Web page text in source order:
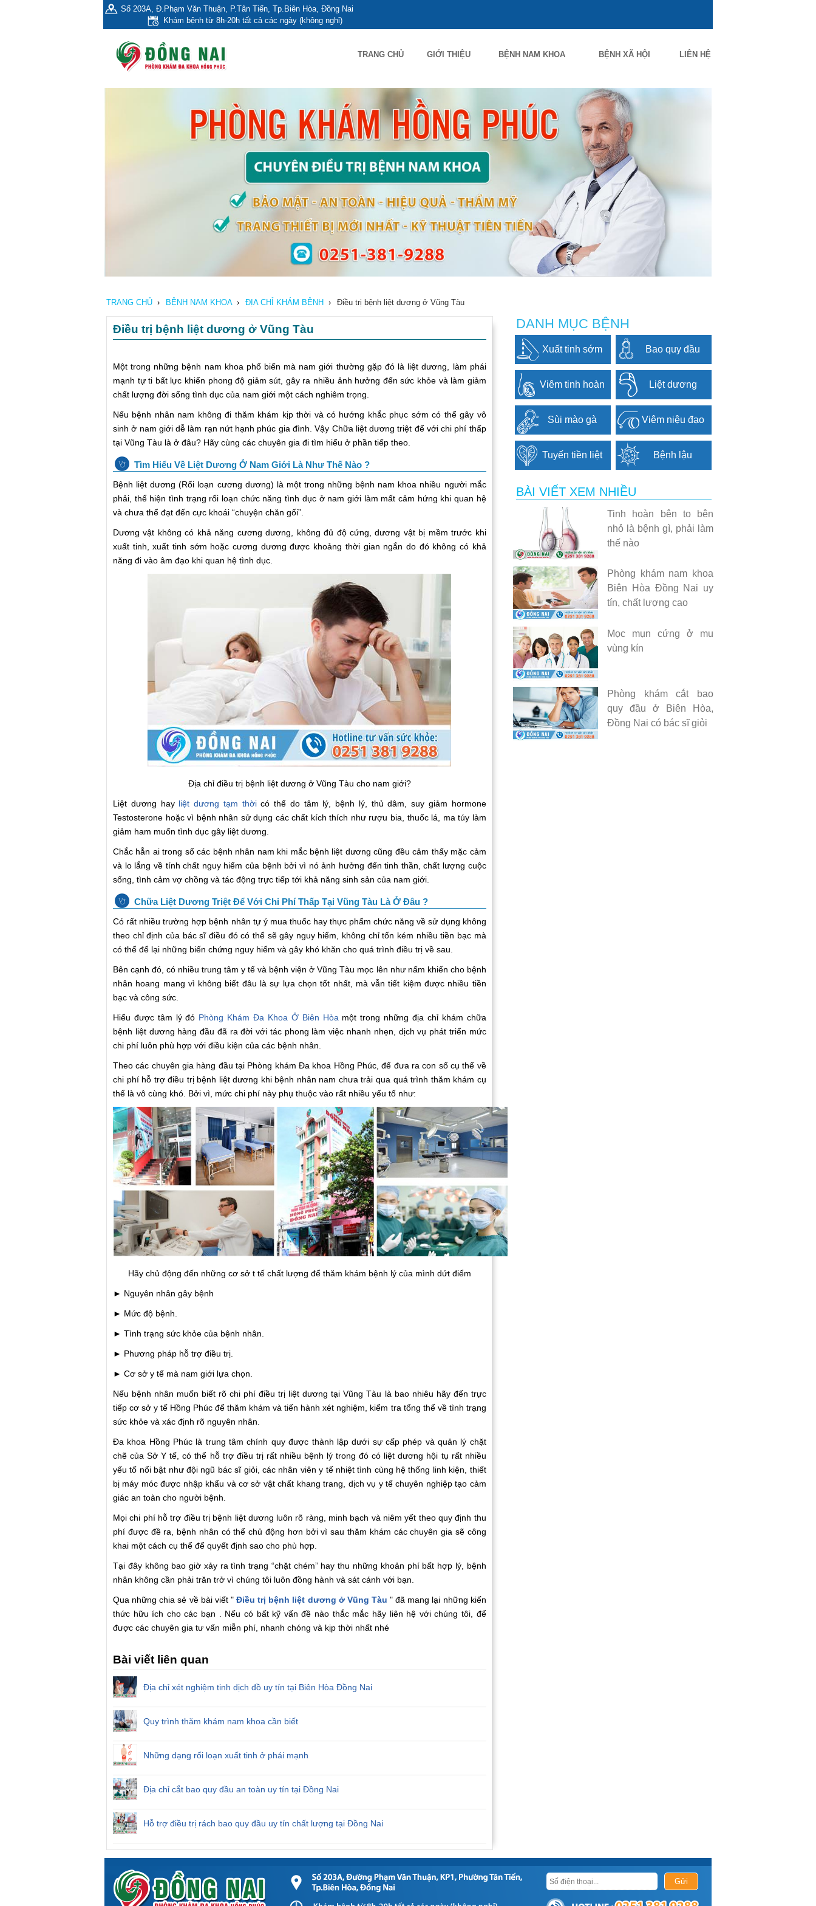
Số 203A, Đ.Phạm Văn Thuận, P.Tân Tiến, Tp.Biên Hòa, Đồng Nai
Khám bệnh từ 8h-20h tất cả các ngày (không nghỉ)
TRANG CHỦ GIỚI THIỆU BỆNH NAM KHOA BỆNH XÃ HỘI LIÊN HỆ
TRANG CHỦ › BỆNH NAM KHOA › ĐỊA CHỈ KHÁM BỆNH › Điều trị bệnh liệt dương ở Vũng Tàu
Điều trị bệnh liệt dương ở Vũng Tàu
Một trong những bệnh nam khoa phổ biến mà nam giới thường gặp đó là liệt dương, làm phái
mạnh tự ti bất lực khiến phong độ giảm sút, gây ra nhiều ảnh hưởng đến sức khỏe và làm giảm
chất lượng đời sống tình dục của nam giới một cách nghiêm trọng.
Nếu bệnh nhân nam không đi thăm khám kịp thời và có hướng khắc phục sớm có thể gây vô
sinh ở nam giới dễ làm rạn nứt hạnh phúc gia đình. Vậy Chữa liệt dương triệt để với chi phí thấp
tại Vũng Tàu là ở đâu? Hãy cùng các chuyên gia đi tìm hiểu ở phần tiếp theo.
Tìm Hiểu Về Liệt Dương Ở Nam Giới Là Như Thế Nào ?
Bệnh liệt dương (Rối loạn cương dương) là một trong những bệnh nam khoa nhiều người mắc
phải, thể hiện tình trạng rối loạn chức năng tình dục ở nam giới làm mất cảm hứng khi quan hệ
và chưa thể đạt đến cực khoái “chuyện chăn gối”.
Dương vật không có khả năng cương dương, không đủ độ cứng, dương vật bị mềm trước khi
xuất tinh, xuất tinh sớm hoặc cương dương được khoảng thời gian ngắn do đó không có khả
năng đi vào âm đạo khi quan hệ tình dục.
Địa chỉ điều trị bệnh liệt dương ở Vũng Tàu cho nam giới?
Liệt dương hay liệt dương tạm thờicó thể do tâm lý, bệnh lý, thủ dâm, suy giảm hormone
Testosterone hoặc vì bệnh nhân sử dụng các chất kích thích như rượu bia, thuốc lá, ma túy làm
giảm ham muốn tình dục gây liệt dương.
Chắc hẳn ai trong số các bệnh nhân nam khi mắc bệnh liệt dương cũng đều cảm thấy mặc cảm
và lo lắng về tính chất nguy hiểm của bệnh bởi vì nó ảnh hưởng đến tinh thần, chất lượng cuộc
sống, tình cảm vợ chồng và tác động trực tiếp tới khả năng sinh sản của nam giới.
Chữa Liệt Dương Triệt Để Với Chi Phí Thấp Tại Vũng Tàu Là Ở Đâu ?
Có rất nhiều trường hợp bệnh nhân tự ý mua thuốc hay thực phẩm chức năng về sử dụng không
theo chỉ định của bác sĩ điều đó có thể sẽ gây nguy hiểm, không chỉ tốn kém nhiều tiền bạc mà
có thể để lại những biến chứng nguy hiểm và gây khó khăn cho quá trình điều trị về sau.
Bên cạnh đó, có nhiều trung tâm y tế và bệnh viện ở Vũng Tàu mọc lên như nấm khiến cho bệnh
nhân hoang mang vì không biết đâu là sự lựa chọn tốt nhất, mà vẫn tiết kiệm được nhiều tiền
bạc và công sức.
Hiểu được tâm lý đó Phòng Khám Đa Khoa Ở Biên Hòa một trong những địa chỉ khám chữa
bệnh liệt dương hàng đầu đã ra đời với tác phong làm việc nhanh nhẹn, dịch vụ phát triển mức
chi phí luôn phù hợp với điều kiện của các bệnh nhân.
Theo các chuyên gia hàng đầu tại Phòng khám Đa khoa Hồng Phúc, để đưa ra con số cụ thể về
chi phí hỗ trợ điều trị bệnh liệt dương khi bệnh nhân nam chưa trải qua quá trình thăm khám cụ
thể là vô cùng khó. Bởi vì, mức chi phí này phụ thuộc vào rất nhiều yếu tố như:
Hãy chủ động đến những cơ sở t tế chất lượng để thăm khám bệnh lý của mình dứt điểm
► Nguyên nhân gây bệnh
► Mức độ bệnh.
► Tình trạng sức khỏe của bệnh nhân.
► Phương pháp hỗ trợ điều trị.
► Cơ sở y tế mà nam giới lựa chọn.
Nếu bệnh nhân muốn biết rõ chi phí điều trị liệt dương tại Vũng Tàu là bao nhiêu hãy đến trực
tiếp cơ sở y tế Hồng Phúc để thăm khám và tiến hành xét nghiệm, kiểm tra tổng thể về tình trạng
sức khỏe và xác định rõ nguyên nhân.
Đa khoa Hồng Phúc là trung tâm chính quy được thành lập dưới sự cấp phép và quản lý chặt
chẽ của Sở Y tế, có thể hỗ trợ điều trị rất nhiều bệnh lý trong đó có liệt dương hội tụ rất nhiều
yếu tố nổi bật như đội ngũ bác sĩ giỏi, các nhân viên y tế nhiệt tình cùng hệ thống linh kiện, thiết
bị máy móc được nhập khẩu và cơ sở vật chất khang trang, dịch vụ y tế chuyên nghiệp tạo cảm
giác an toàn cho người bệnh.
Mọi chi phí hỗ trợ điều trị bệnh liệt dương luôn rõ ràng, minh bạch và niêm yết theo quy định thu
phí được đề ra, bệnh nhân có thể chủ động hơn bởi vì sau thăm khám các chuyên gia sẽ công
khai một cách cụ thể để quyết định sao cho phù hợp.
Tại đây không bao giờ xảy ra tình trạng “chặt chém” hay thu những khoản phí bất hợp lý, bệnh
nhân không cần phải trăn trở vì chúng tôi luôn đồng hành và sát cánh với bạn.
Qua những chia sẻ về bài viết "Điều trị bệnh liệt dương ở Vũng Tàu " đã mang lại những kiến
thức hữu ích cho các bạn . Nếu có bất kỹ vấn đề nào thắc mắc hãy liên hệ với chúng tôi, để
được các chuyên gia tư vấn miễn phí, nhanh chóng và kịp thời nhất nhé
Bài viết liên quan
Địa chỉ xét nghiệm tinh dịch đồ uy tín tại Biên Hòa Đồng Nai
Quy trình thăm khám nam khoa cần biết
Những dạng rối loạn xuất tinh ở phái mạnh
Địa chỉ cắt bao quy đầu an toàn uy tín tại Đồng Nai
Hỗ trợ điều trị rách bao quy đầu uy tín chất lượng tại Đồng Nai
DANH MỤC BỆNH
Xuất tinh sớm Bao quy đầu
Viêm tinh hoàn Liệt dương
Sùi mào gà Viêm niệu đạo
Tuyến tiền liệt Bệnh lậu
BÀI VIẾT XEM NHIỀU
Tinh hoàn bên to bên
nhỏ là bệnh gì, phải làm
thế nào
Phòng khám nam khoa
Biên Hòa Đồng Nai uy
tín, chất lượng cao
Mọc mụn cứng ở mu
vùng kín
Phòng khám cắt bao
quy đầu ở Biên Hòa,
Đồng Nai có bác sĩ giỏi